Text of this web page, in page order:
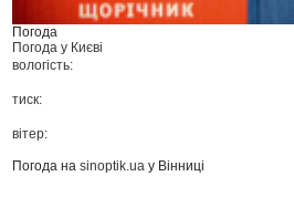
Погода
Погода у Києві
вологість:
тиск:
вітер:
Погода наsinoptik.ua у Вінниці